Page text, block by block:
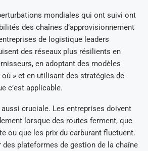
mondiales qui ont suivi ont
des chaînes d’approvisionnement
de logistique leaders
des réseaux plus résilients en
en adoptant des modèles
où » et en utilisant des stratégies de
c’est applicable.
aussi cruciale. Les entreprises doivent
lorsque des routes ferment, que
ou que les prix du carburant fluctuent.
des plateformes de gestion de la chaîne